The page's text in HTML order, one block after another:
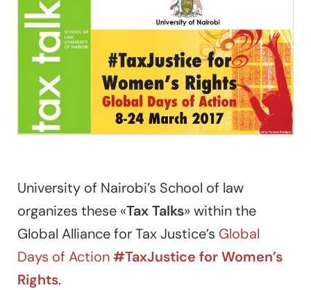
University of Nairobi’s School of law
organizes these «Tax Talks» within the
Global Alliance for Tax Justice’s Global
Days of Action#TaxJustice for Women’s
Rights.